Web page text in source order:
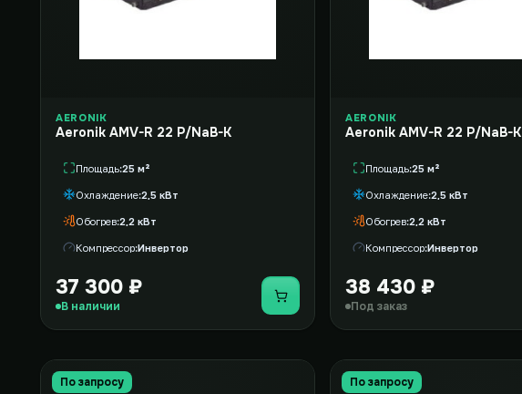
AERONIK
Aeronik AMV-R 22 P/NaB-K
Площадь 25 м²
Охлаждение 2,5 кВт
Обогрев 2,2 кВт
Компрессор Инвертор
37 300 ₽
В наличии Купить
AERONIK
Aeronik AMV-R 22 P/NaB-K
Площадь 25 м²
Охлаждение 2,5 кВт
Обогрев 2,2 кВт
Компрессор Инвертор
38 430 ₽
Под заказ
По запросу По запросу